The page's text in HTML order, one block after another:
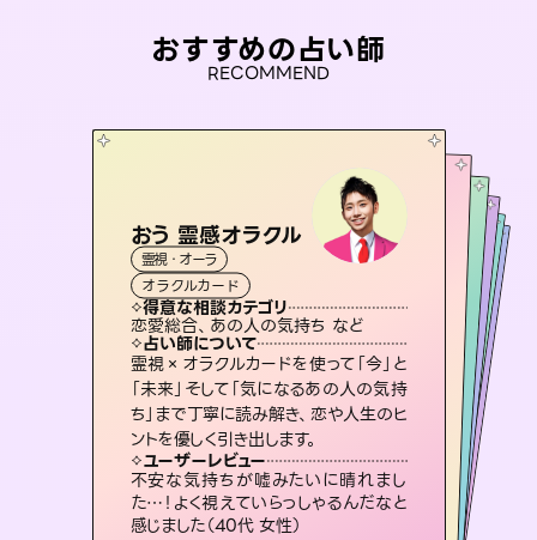
おすすめの占い師
RECOMMEND
おう 霊感オラクル
霊視・オーラ
オラクルカード
得意な相談カテゴリ
恋愛総合、あの人の気持ち など
占い師について
霊視×オラクルカードを使って「今」と
「未来」そして「気になるあの人の気持
ち」まで丁寧に読み解き、恋や人生のヒ
ントを優しく引き出します。
ユーザーレビュー
不安な気持ちが嘘みたいに晴れまし
た…！よく視えていらっしゃるんだなと
感じました（40代 女性）
桃源珠羽（とうげんみう
霊視・オーラ
スピリチュアル・リーディング
得意な相談カテゴリ
片想い、あの人の気持ち、復縁 など
占い師について
恋愛のお悩みの中でも特に「曖昧な関
係」の相談を得意としており、友達以上
恋人未満なお相手との今後や本音を丁
寧に読み解き恋愛成就へと導きます。
ユーザーレビュー
鑑定していただいてアドバイス通りに行
動すると仲が復活してきました。ありが
とうございました（40代 女性）
セラピスト理恵
霊視・オーラ
スピリチュアル・リーディング
得意な相談カテゴリ
片想い、二人の未来、年の差 など
占い師について
連絡再開、復縁、成就などの報告実績
多数。セラピストとして2万超の施術経
験があるからこそできる鑑定で、より良
い未来をサポートします。
ユーザーレビュー
とても心温まる鑑定でした。しかもこち
らは何も言っていないのに視えていらっ
しゃるんだなと驚きです（30代女性）
アイリス -iris-
西洋占星術
ルーン
得意な相談カテゴリ
恋愛総合、片想い、二人の未来 など
占い師について
復縁、恋愛、不倫の行方、同性愛や片思い、仕事関係や借金問題まで知りたいことや心の負担になっていることを紐解き、背中をそっと押して導きます。
ユーザーレビュー
安心感のあり、言い切ってくれる所や濁
さない鑑定のおかげで、毎回自分の気
持ちを整えられます（30代 男性）
スピリチュアル・リーディング
得意な相談カテゴリ
片想い、あの人の気持ち、復縁 など
占い師について
3,700年以上の歴史を持つ東洋最古の
占術「易占」で詳細まで占い、幸せへ向
かう道筋を示します。厳しい結果にも具
体的な対策をお伝えします。
ユーザーレビュー
複雑な背景もしっかり聞いて鑑定して
いただけました。気持ちが楽になりまし
た（50代 女性）
霊視・オーラ 心理学
スピリチュアル・リーディング
得意な相談カテゴリ
出逢い、片想い、復縁 など
占い師について
未来には何パターンもの選択肢があり
ます。不安で視えにくくなっているあな
たの素敵な未来を見つけ、その未来を
選択できるようアドバイスします。
ユーザーレビュー
職場の人の性質や人間関係、本心など
本当によく視えていてびっくり。対策が
打てて前向きになれます（40代）